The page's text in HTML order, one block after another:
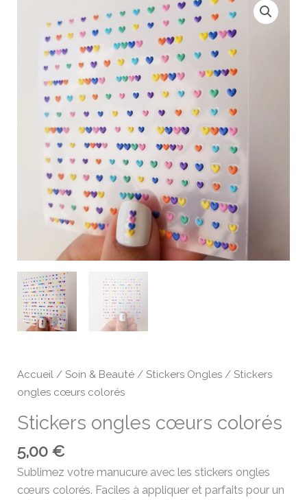
Accueil /Soin & Beauté /Stickers Ongles / Stickers
ongles cœurs colorés
Stickers ongles cœurs colorés
5,00€
Sublimez votre manucure avec les stickers ongles
cœurs colorés. Faciles à appliquer et parfaits pour un